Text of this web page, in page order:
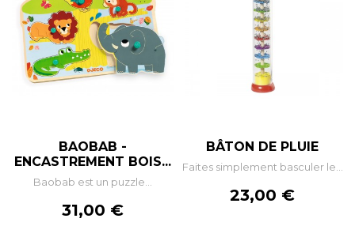
BAOBAB -
ENCASTREMENT BOIS...
Baobab est un puzzle...
Prix
31,00 €
BÂTON DE PLUIE
Faites simplement basculer le...
Prix
23,00 €